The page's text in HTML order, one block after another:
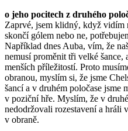
o jeho pocitech z druhého
Zaprvé, jsem klidný, když
skončí gólem nebo ne,
Například dnes Auba, vím, že
nemusí proměnit tři velké šance,
menších příležitostí. Proto
obranou, myslím si, že jsme
šancí a v druhém poločase jsme
v poziční hře. Myslím, že v
nedodržovali rozestavení a
v obraně.